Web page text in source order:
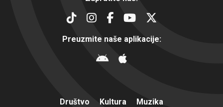
Preuzmite naše aplikacije:
Društvo Kultura
Muzika